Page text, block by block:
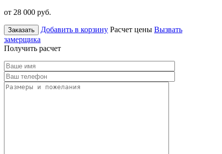
от 28 000 руб.
Заказать Добавить в корзину Расчет цены Вызвать
замерщика
Получить расчет